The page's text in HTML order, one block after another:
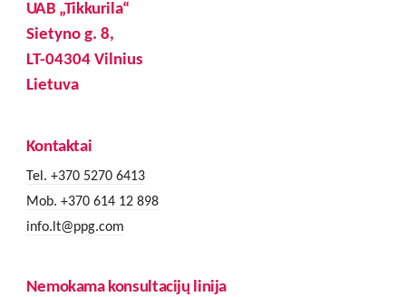
UAB „Tikkurila“
Sietyno g. 8,
LT-04304 Vilnius
Lietuva
Kontaktai
Tel. +370 5270 6413
Mob. +370 614 12 898
info.lt@ppg.com
Nemokama konsultacijų linija